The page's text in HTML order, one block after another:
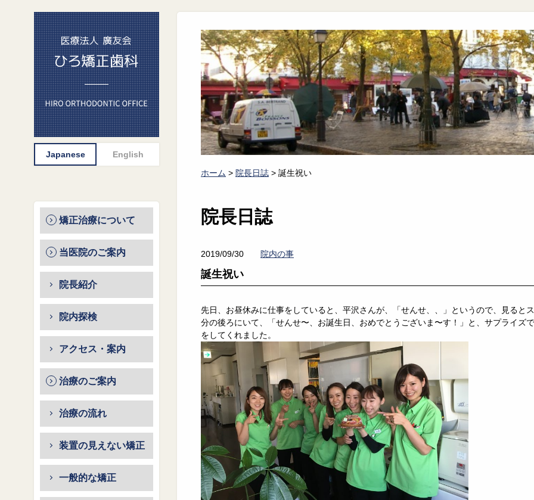
矯正治療について
当医院のご案内
院長紹介
院内探検
アクセス・案内
治療のご案内
治療の流れ
装置の見えない矯正
一般的な矯正
ホーム > 院長日誌 > 誕生祝い
院長日誌
2019/09/30 院内の事
誕生祝い
先日、お昼休みに仕事をしていると、平沢さんが、「せんせ、、」というので、見ると
分の後ろにいて、「せんせ〜、お誕生日、おめでとうございま〜す！」と、サプライズ
をしてくれました。